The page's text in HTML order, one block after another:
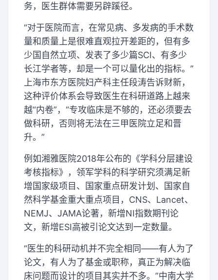
务，医生群体需要另辟蹊径。
“对于医院而言，在常见病、多发病的手术数
量和质量上是很难直观拉开差距的，但有多
少国自然立项、发表了多少篇SCI、有多少
长江学者等，却是一个可以量化出的指标。”
上海市东方医院妇产科主任段涛告诉财新，
这种评价体系会导致医生在科研道路上越来
越“内卷”，“专攻临床是不够的，还必须要去
做科研，否则将无法在三甲医院立足和晋
升。”
例如湘雅医院2018年公布的《学科分层建设
考核指标》，领军学科的科学研究须满足新
增国家级项目、国家重点研发计划、国家自
然科学基金重大重点项目，CNS、Lancet、
NEMJ、JAMA论著，新增NI指数期刊论
文，新增ESI高被引论文达到一定数量。
“医生的科研动机并不完全相同——有人为了
论文，有人为了基金或职称，真正为解决临
床问题而设计的项目其实并不多。”中南大学